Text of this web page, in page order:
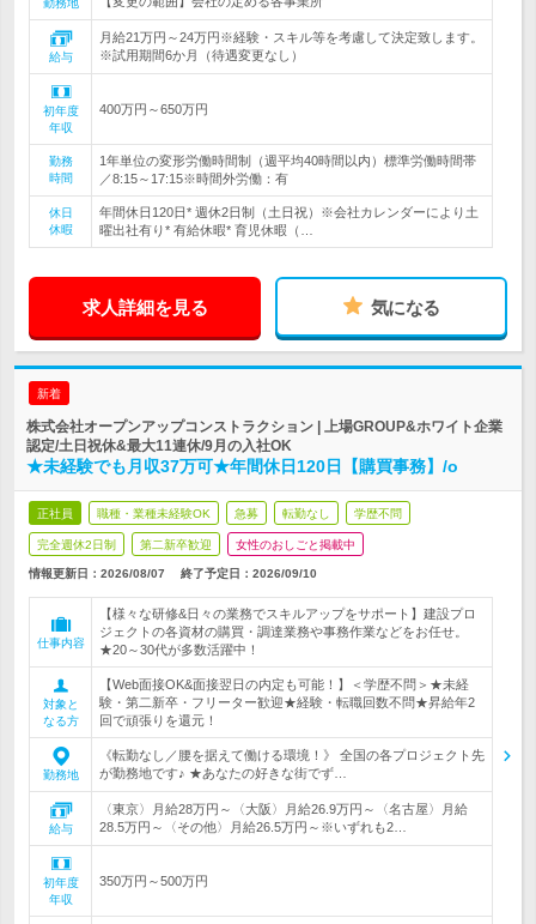
勤務地
給与
月給21万円～24万円※経験・スキル等を考慮して決定致します。
※試用期間6か月（待遇変更なし）
初年度
年収
400万円～650万円
勤務
時間
1年単位の変形労働時間制（週平均40時間以内）標準労働時間帯
／8:15～17:15※時間外労働：有
休日
休暇
年間休日120日* 週休2日制（土日祝）※会社カレンダーにより土
曜出社有り* 有給休暇* 育児休暇（…
求人詳細を見る 気になる
新着
株式会社オープンアップコンストラクション | 上場GROUP&ホワイト企業
認定/土日祝休&最大11連休/9月の入社OK
★未経験でも月収37万可★年間休日120日【購買事務】/o
正社員 職種・業種未経験OK 急募 転勤なし 学歴不問
完全週休2日制 第二新卒歓迎 女性のおしごと掲載中
情報更新日：2026/08/07 終了予定日： 2026/09/10
仕事内容
【様々な研修&日々の業務でスキルアップをサポート】建設プロ
ジェクトの各資材の購買・調達業務や事務作業などをお任せ。
★20～30代が多数活躍中！
対象と
なる方
【Web面接OK&面接翌日の内定も可能！】＜学歴不問＞★未経
験・第二新卒・フリーター歓迎★経験・転職回数不問★昇給年2
回で頑張りを還元！
勤務地
《転勤なし／腰を据えて働ける環境！》 全国の各プロジェクト先
が勤務地です♪ ★あなたの好きな街でず…
給与
〈東京〉月給28万円～〈大阪〉月給26.9万円～〈名古屋〉月給
28.5万円～〈その他〉月給26.5万円～※いずれも2…
初年度
年収
350万円～500万円